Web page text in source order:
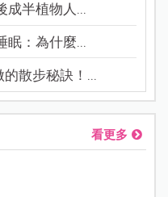
成半植物人...
眠：為什麼...
散步秘訣！...
看更多